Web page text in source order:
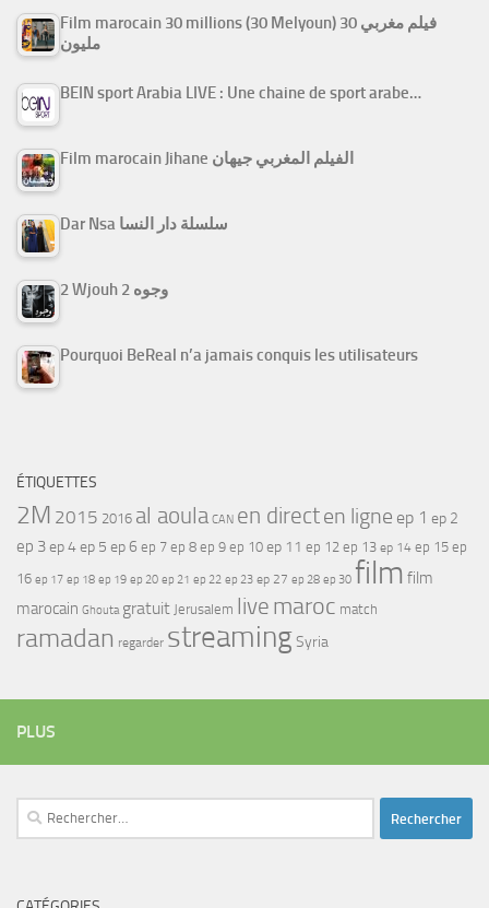
Film marocain 30 millions (30 Melyoun) فيلم مغربي 30
مليون
BEIN sport Arabia LIVE : Une chaine de sport arabe…
Film marocain Jihane الفيلم المغربي جيهان
Dar Nsa سلسلة دار النسا
2 Wjouh 2 وجوه
Pourquoi BeReal n’a jamais conquis les utilisateurs
ÉTIQUETTES
2M 2015 2016 al aoula CAN en directen ligne ep 1 ep 2
ep 3ep 4ep 5 ep 6 ep 7 ep 8 ep 9 ep 10 ep 11 ep 12 ep 13 ep 14 ep 15 ep
16 ep 17 ep 18 ep 19 ep 20 ep 21 ep 22 ep 23 ep 27 ep 28 ep 30 film film
marocain Ghouta gratuit Jerusalem live maroc match
ramadan regarder streamingSyria
PLUS
Rechercher :